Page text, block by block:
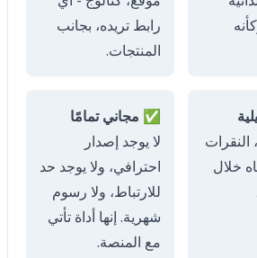
رابط تريده، بجانب
المنتجات.
خلال
✅ مجاني تمامًا
لا يوجد إصدار
احترافي، ولا يوجد حد
للارتباط، ولا رسوم
شهرية. إنها أداة تأتي
مع المنصة.